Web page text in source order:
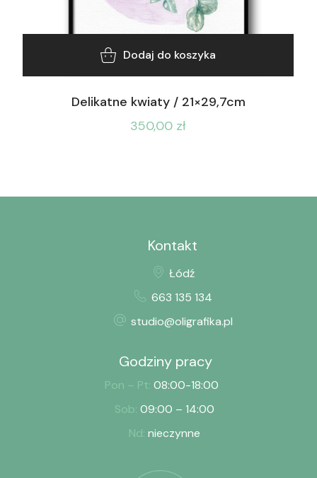
Dodaj do koszyka
Delikatne kwiaty / 21×29,7cm
350,00 zł
Kontakt
Łódź
663 135 134
studio@oligrafika.pl
Godziny pracy
Pon – Pt: 08:00-18:00
Sob: 09:00 – 14:00
Nd: nieczynne